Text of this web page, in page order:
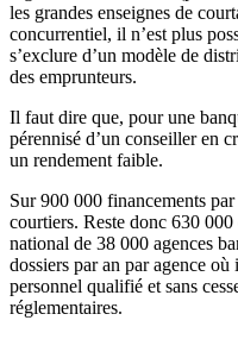
les grandes enseignes de
concurrentiel, il n’est plus
s’exclure d’un modèle de
des emprunteurs.
Il faut dire que, pour une
pérennisé d’un conseiller en
un rendement faible.
Sur 900 000 financements
courtiers. Reste donc 630
national de 38 000 agences
dossiers par an par agence
personnel qualifié et sans
réglementaires.